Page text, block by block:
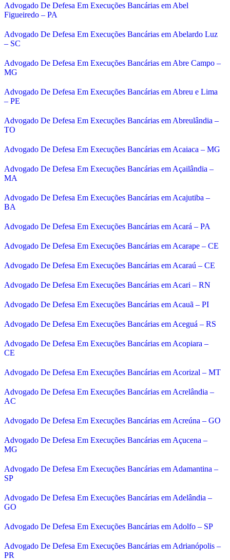
Advogado De Defesa Em Execuções Bancárias em Abel
Figueiredo – PA
Advogado De Defesa Em Execuções Bancárias em Abelardo Luz
– SC
Advogado De Defesa Em Execuções Bancárias em Abre Campo –
MG
Advogado De Defesa Em Execuções Bancárias em Abreu e Lima
– PE
Advogado De Defesa Em Execuções Bancárias em Abreulândia –
TO
Advogado De Defesa Em Execuções Bancárias em Acaiaca – MG
Advogado De Defesa Em Execuções Bancárias em Açailândia –
MA
Advogado De Defesa Em Execuções Bancárias em Acajutiba –
BA
Advogado De Defesa Em Execuções Bancárias em Acará – PA
Advogado De Defesa Em Execuções Bancárias em Acarape – CE
Advogado De Defesa Em Execuções Bancárias em Acaraú – CE
Advogado De Defesa Em Execuções Bancárias em Acari – RN
Advogado De Defesa Em Execuções Bancárias em Acauã – PI
Advogado De Defesa Em Execuções Bancárias em Aceguá – RS
Advogado De Defesa Em Execuções Bancárias em Acopiara –
CE
Advogado De Defesa Em Execuções Bancárias em Acorizal – MT
Advogado De Defesa Em Execuções Bancárias em Acrelândia –
AC
Advogado De Defesa Em Execuções Bancárias em Acreúna – GO
Advogado De Defesa Em Execuções Bancárias em Açucena –
MG
Advogado De Defesa Em Execuções Bancárias em Adamantina –
SP
Advogado De Defesa Em Execuções Bancárias em Adelândia –
GO
Advogado De Defesa Em Execuções Bancárias em Adolfo – SP
Advogado De Defesa Em Execuções Bancárias em Adrianópolis –
PR